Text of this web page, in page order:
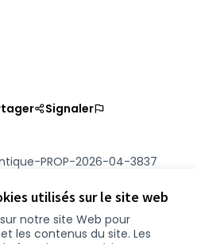
utilisés sur le site web
notre site Web pour
les contenus du site. Les
Signaler
PROP-2026-04-3837
numérique